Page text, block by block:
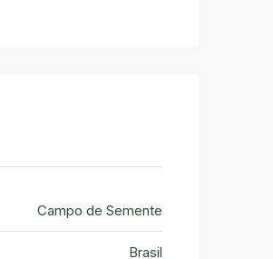
Campo de Semente
Brasil